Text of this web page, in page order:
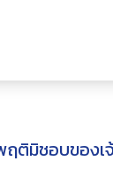
ฤติมิชอบของเ